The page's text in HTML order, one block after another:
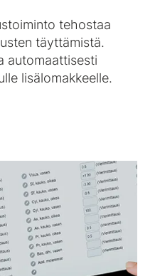
tehostaa
täyttämistä.
automaattisesti
lisälomakkeelle.